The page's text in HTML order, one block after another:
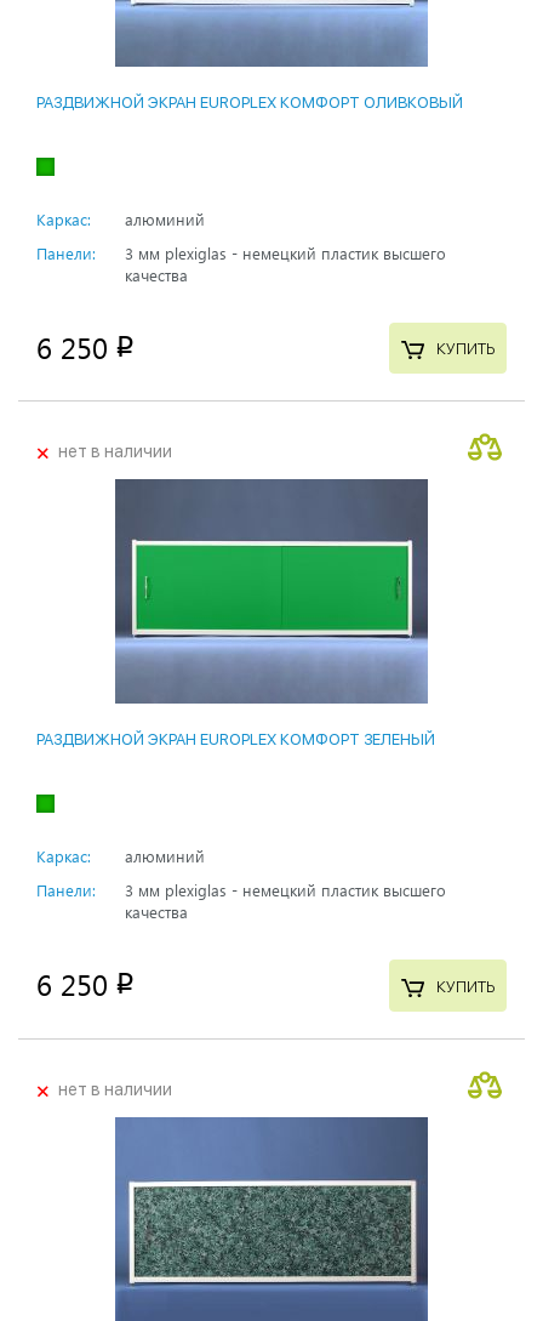
РАЗДВИЖНОЙ ЭКРАН EUROPLEX КОМФОРТ ОЛИВКОВЫЙ
Каркас:
алюминий
Панели:
3 мм plexiglas - немецкий пластик высшего
качества
6 250 p КУПИТЬ
+нет в наличии
РАЗДВИЖНОЙ ЭКРАН EUROPLEX КОМФОРТ ЗЕЛЕНЫЙ
Каркас:
алюминий
Панели:
3 мм plexiglas - немецкий пластик высшего
качества
6 250 p КУПИТЬ
+нет в наличии